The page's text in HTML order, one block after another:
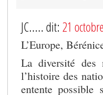
JC..... dit: 21
L’Europe,
La diversité des
l’histoire des
entente possible